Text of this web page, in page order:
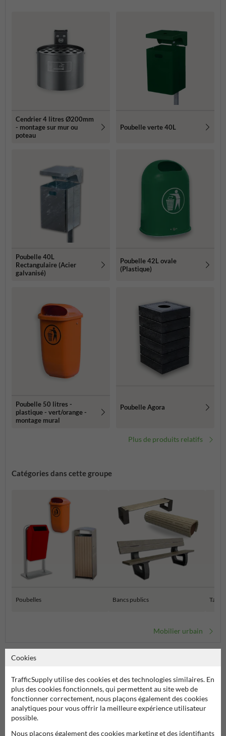
Cendrier 4 litres Ø200mm
- montage sur mur ou
poteau
Poubelle verte 40L
Poubelle 40L
Rectangulaire (Acier
galvanisé)
Poubelle 42L ovale
(Plastique)
Poubelle 50 litres -
plastique - vert/orange -
montage mural
Poubelle Agora
Plus de produits relatifs
Catégories dans cette groupe
Poubelles Bancs publics
Mobilier urbain
Lapoubelle extérieure type Toscana – 60 litresest une solution
pratique, esthétique et économique pour la collecte des déchets dans
les espaces publics. Fabriquée enplastique de haute qualité, elle est
conçue pour résister aux conditions climatiques les plus difficiles :
UV, pluie, gel et variations de température
Cookies
TrafficSupply utilise des cookies et des technologies similaires. En
plus des cookies fonctionnels, qui permettent au site web de
fonctionner correctement, nous plaçons également des cookies
analytiques pour vous offrir la meilleure expérience utilisateur
possible.
Nous plaçons également des cookies marketing et des identifiants